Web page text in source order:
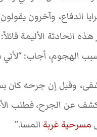
الدفاع، وآخرون
آذار 1983، تذكر هذه
الهجوم، أجاب: “لأني
وقيل إن جرحه كان
عن الجرح، فطلب
مسرحية غربة المسا.”